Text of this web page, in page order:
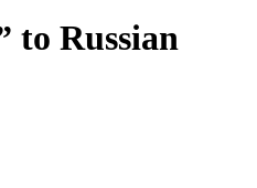
to Russian